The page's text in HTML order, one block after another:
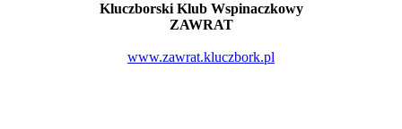
Kluczborski Klub Wspinaczkowy
ZAWRAT
www.zawrat.kluczbork.pl